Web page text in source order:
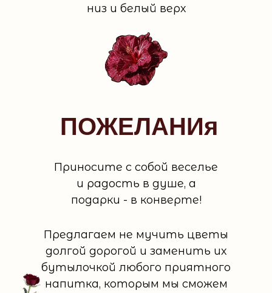
низ и белый верх
ПОЖЕЛАНИя
Приносите с собой веселье
и радость в душе, а
подарки - в конверте!
Предлагаем не мучить цветы
долгой дорогой и заменить их
бутылочкой любого приятного
напитка, которым мы сможем